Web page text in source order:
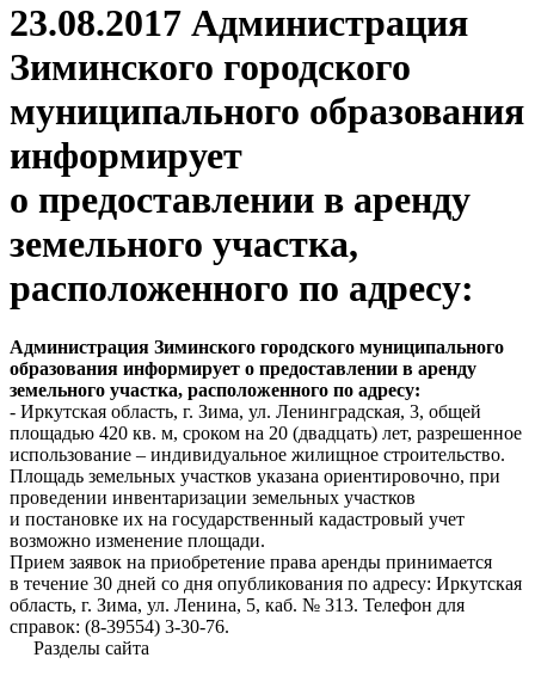
23.08.2017 Администрация
Зиминского городского
муниципального образования
информирует
о предоставлении в аренду
земельного участка,
расположенного по адресу:
Администрация Зиминского городского муниципального
образования информирует о предоставлении в аренду
земельного участка, расположенного по адресу:
- Иркутская область, г. Зима, ул. Ленинградская, 3, общей
площадью 420 кв. м, сроком на 20 (двадцать) лет, разрешенное
использование – индивидуальное жилищное строительство.
Площадь земельных участков указана ориентировочно, при
проведении инвентаризации земельных участков
и постановке их на государственный кадастровый учет
возможно изменение площади.
Прием заявок на приобретение права аренды принимается
в течение 30 дней со дня опубликования по адресу: Иркутская
область, г. Зима, ул. Ленина, 5, каб. № 313. Телефон для
справок: (8-39554) 3-30-76.
Разделы сайта